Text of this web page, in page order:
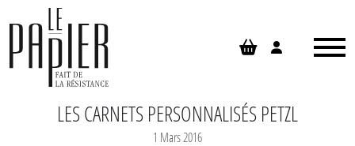
LES CARNETS PERSONNALISÉS PETZL
1 Mars 2016
Panneau de gestion des cookies